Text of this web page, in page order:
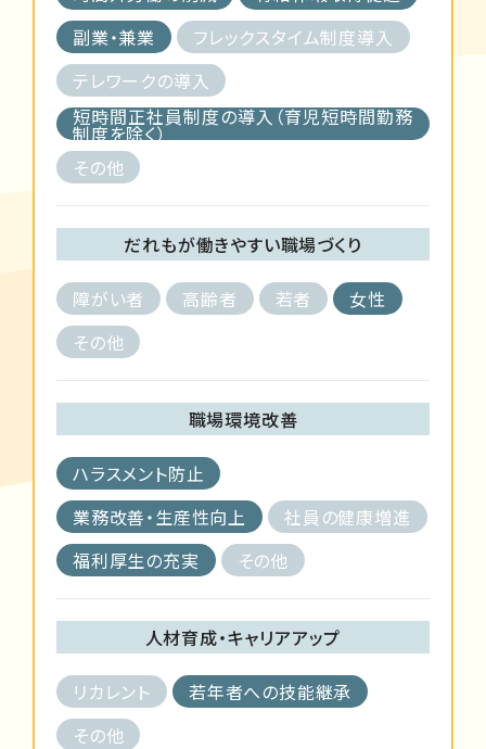
副業・兼業
フレックスタイム制度導入
テレワークの導入
短時間正社員制度の導入（育児短時間勤務
制度を除く）
その他
だれもが働きやすい職場づくり
障がい者 高齢者 若者
女性
その他
職場環境改善
ハラスメント防止
業務改善・生産性向上
社員の健康増進
福利厚生の充実
その他
人材育成・キャリアアップ
リカレント
若年者への技能継承
その他